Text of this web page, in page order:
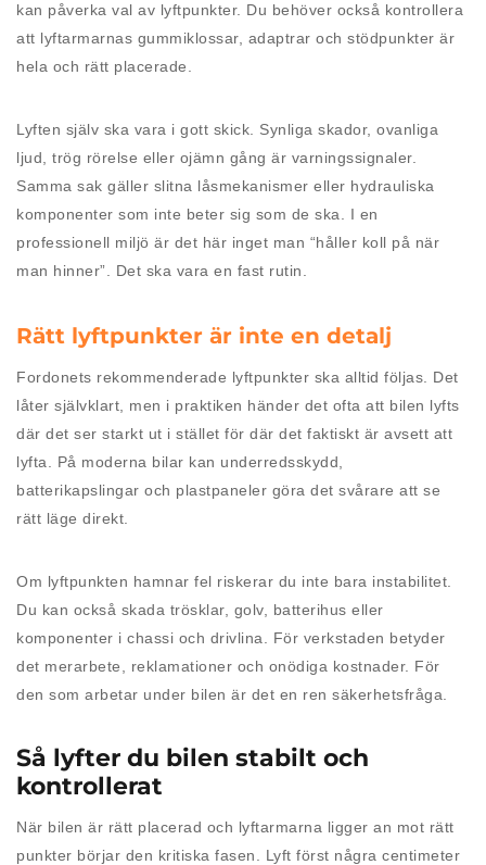
kan påverka val av lyftpunkter. Du behöver också kontrollera
att lyftarmarnas gummiklossar, adaptrar och stödpunkter är
hela och rätt placerade.
Lyften själv ska vara i gott skick. Synliga skador, ovanliga
ljud, trög rörelse eller ojämn gång är varningssignaler.
Samma sak gäller slitna låsmekanismer eller hydrauliska
komponenter som inte beter sig som de ska. I en
professionell miljö är det här inget man “håller koll på när
man hinner”. Det ska vara en fast rutin.
Rätt lyftpunkter är inte en detalj
Fordonets rekommenderade lyftpunkter ska alltid följas. Det
låter självklart, men i praktiken händer det ofta att bilen lyfts
där det ser starkt ut i stället för där det faktiskt är avsett att
lyfta. På moderna bilar kan underredsskydd,
batterikapslingar och plastpaneler göra det svårare att se
rätt läge direkt.
Om lyftpunkten hamnar fel riskerar du inte bara instabilitet.
Du kan också skada trösklar, golv, batterihus eller
komponenter i chassi och drivlina. För verkstaden betyder
det merarbete, reklamationer och onödiga kostnader. För
den som arbetar under bilen är det en ren säkerhetsfråga.
Så lyfter du bilen stabilt och
kontrollerat
När bilen är rätt placerad och lyftarmarna ligger an mot rätt
punkter börjar den kritiska fasen. Lyft först några centimeter